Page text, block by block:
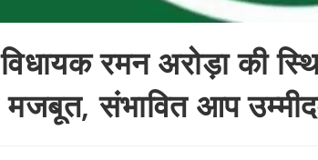
विधायक रमन अरोड़ा की
मजबूत, संभावित आप